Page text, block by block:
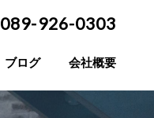
ブログ 会社概要
089-926-0303